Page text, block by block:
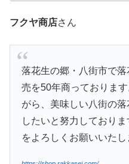
フクヤ商店さん
落花生の郷・八街市で
売を50年商っておりま
がら、美味しい八街の
したいと努力しており
をよろしくお願いいたし